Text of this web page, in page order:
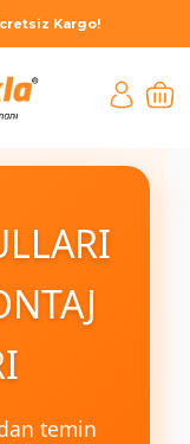
Kargo!
temin